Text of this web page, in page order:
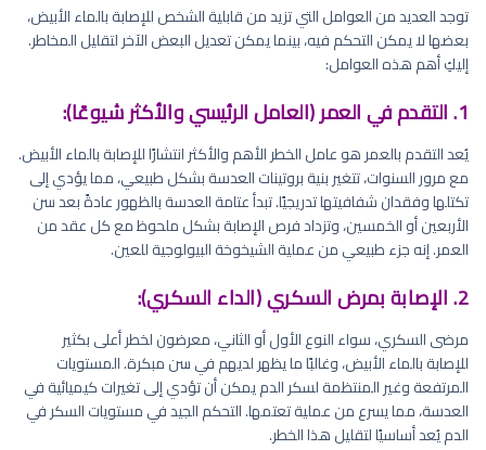
توجد العديد من العوامل التي تزيد من قابلية الشخص للإصابة بالماء الأبيض،
بعضها لا يمكن التحكم فيه، بينما يمكن تعديل البعض الآخر لتقليل المخاطر.
إليكِ أهم هذه العوامل:
1. التقدم في العمر (العامل الرئيسي والأكثر شيوعًا):
يُعد التقدم بالعمر هو عامل الخطر الأهم والأكثر انتشارًا للإصابة بالماء الأبيض.
مع مرور السنوات، تتغير بنية بروتينات العدسة بشكل طبيعي، مما يؤدي إلى
تكتلها وفقدان شفافيتها تدريجيًا. تبدأ عتامة العدسة بالظهور عادةً بعد سن
الأربعين أو الخمسين، وتزداد فرص الإصابة بشكل ملحوظ مع كل عقد من
العمر. إنه جزء طبيعي من عملية الشيخوخة البيولوجية للعين.
2. الإصابة بمرض السكري (الداء السكري):
مرضى السكري، سواء النوع الأول أو الثاني، معرضون لخطر أعلى بكثير
للإصابة بالماء الأبيض، وغالبًا ما يظهر لديهم في سن مبكرة. المستويات
المرتفعة وغير المنتظمة لسكر الدم يمكن أن تؤدي إلى تغيرات كيميائية في
العدسة، مما يسرع من عملية تعتمها. التحكم الجيد في مستويات السكر في
الدم يُعد أساسيًا لتقليل هذا الخطر.